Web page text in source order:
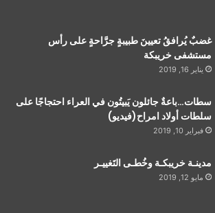
غضبٌ يُرافقُ تعيينَ طبيبةٍ جرَّاحةٍ على رأس
مستشفى خريبكة
يناير 16, 2019
سطات…باعةٌ جائلون يَبيتُون في العراء احتجاجًا على
سلطات أولاد امراح(فيديو)
فبراير 10, 2019
مدينـة خريبكـة وخُطـى التَغييـر
مايو 12, 2019